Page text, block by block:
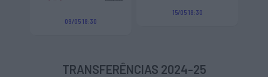
TRANSFERÊNCIAS 2024-25